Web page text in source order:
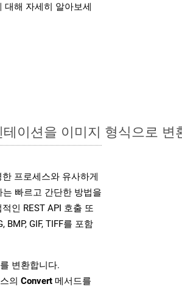
대해 자세히 알아보세
이션을 이미지 형식으로 변
프로세스와 유사하게
빠르고 간단한 방법을
인 REST API 호출 또
GIF, TIFF를 포함
변환합니다.
의 Convert 메서드를